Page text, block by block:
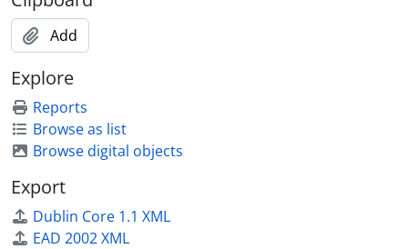
[Item] Retrato de mulheres com vestuário regional
[Item] Retrato de crianças com vestuário de fantasia
[Item] Retrato de crianças com vestuário de fantasia
[Item] Retrato de crianças com vestuário de fantasia
[Item] Retrato de casal
Add
Explore
Reports
Browse as list
Browse digital objects
Export
Dublin Core 1.1 XML
EAD 2002 XML